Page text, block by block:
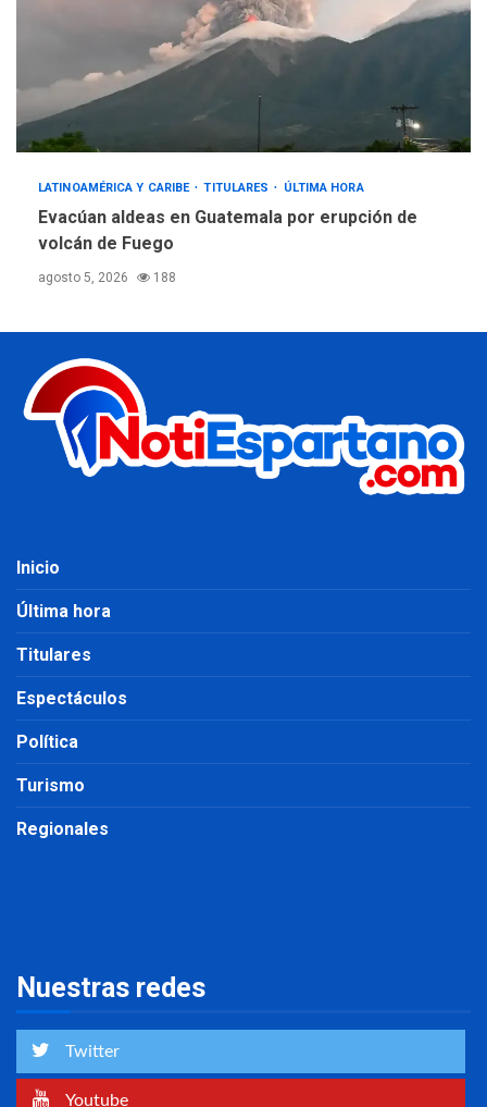
LATINOAMÉRICA Y CARIBE TITULARES ÚLTIMA HORA
Evacúan aldeas en Guatemala por erupción de
volcán de Fuego
agosto 5, 2026 188
Inicio
Última hora
Titulares
Espectáculos
Política
Turismo
Regionales
Nuestras redes
Twitter
Youtube